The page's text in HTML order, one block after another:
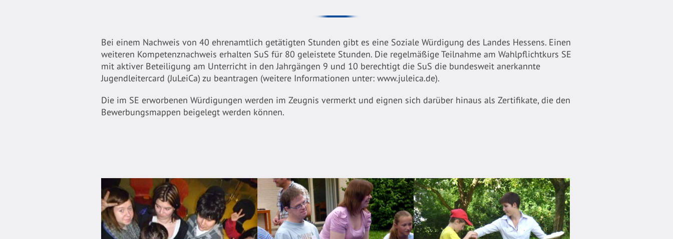
Bei einem Nachweis von 40 ehrenamtlich getätigten Stunden gibt es eine Soziale Würdigung des Landes Hessens. Einen
weiteren Kompetenznachweis erhalten SuS für 80 geleistete Stunden. Die regelmäßige Teilnahme am Wahlpflichtkurs SE
mit aktiver Beteiligung am Unterricht in den Jahrgängen 9 und 10 berechtigt die SuS die bundesweit anerkannte
Jugendleitercard (JuLeiCa) zu beantragen (weitere Informationen unter: www.juleica.de).
Die im SE erworbenen Würdigungen werden im Zeugnis vermerkt und eignen sich darüber hinaus als Zertifikate, die den
Bewerbungsmappen beigelegt werden können.